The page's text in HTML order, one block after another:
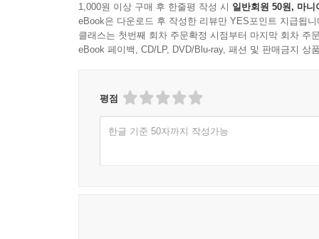
1,000원 이상 구매 후 한줄평 작성 시 일반회원 50원, 마니
eBook은 다운로드 후 작성한 리뷰만 YES포인트 지급됩니
클래스는 첫번째 회차 주문확정 시점부터 마지막 회차 주
eBook 페이백, CD/LP, DVD/Blu-ray, 패션 및 판매금지 상
평점
한글 기준 50자까지 작성가능